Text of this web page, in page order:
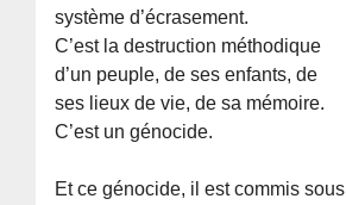
système d’écrasement.
C’est la destruction méthodique
d’un peuple, de ses enfants, de
ses lieux de vie, de sa mémoire.
C’est un génocide.
Et ce génocide, il est commis sous